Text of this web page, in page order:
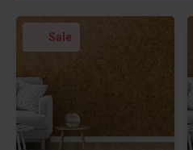
Sale